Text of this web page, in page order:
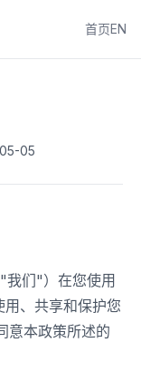
首页EN
05
们"）在您使用
、共享和保护您
意本政策所述的